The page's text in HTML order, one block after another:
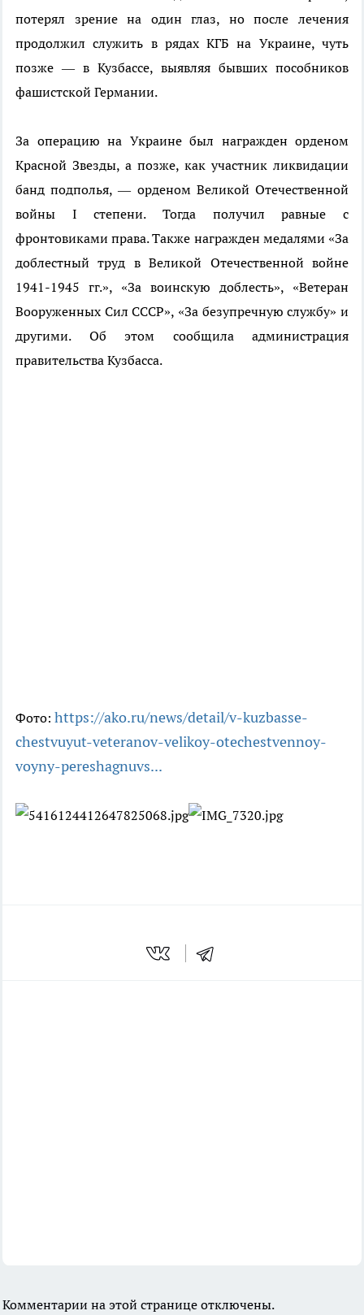
потерял зрение на один глаз, но после лечения
продолжил служить в рядах КГБ на Украине, чуть
позже — в Кузбассе, выявляя бывших пособников
фашистской Германии.
За операцию на Украине был награжден орденом
Красной Звезды, а позже, как участник ликвидации
банд подполья, — орденом Великой Отечественной
войны I степени. Тогда получил равные с
фронтовиками права. Также награжден медалями «За
доблестный труд в Великой Отечественной войне
1941-1945 гг.», «За воинскую доблесть», «Ветеран
Вооруженных Сил СССР», «За безупречную службу» и
другими. Об этом сообщила администрация
правительства Кузбасса.
Фото: https://ako.ru/news/detail/v-kuzbasse-
chestvuyut-veteranov-velikoy-otechestvennoy-
voyny-pereshagnuvs...
Комментарии на этой странице отключены.